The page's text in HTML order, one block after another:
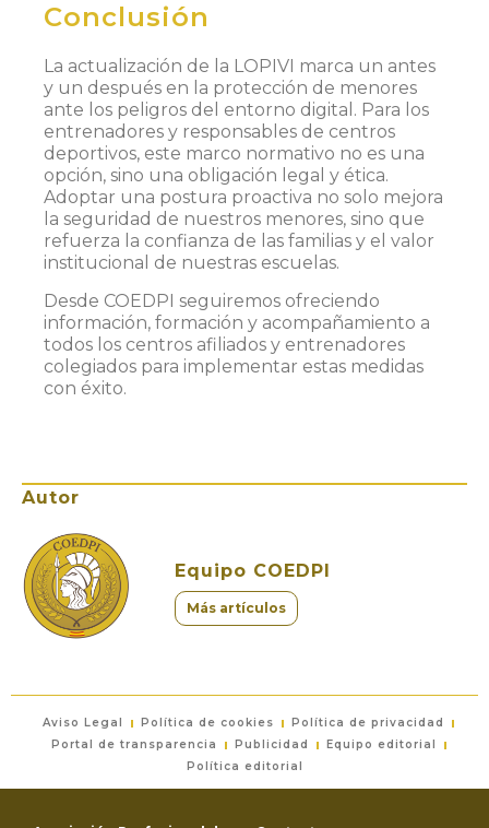
Conclusión
La actualización de la LOPIVI marca un antes
y un después en la protección de menores
ante los peligros del entorno digital. Para los
entrenadores y responsables de centros
deportivos, este marco normativo no es una
opción, sino una obligación legal y ética.
Adoptar una postura proactiva no solo mejora
la seguridad de nuestros menores, sino que
refuerza la confianza de las familias y el valor
institucional de nuestras escuelas.
Desde COEDPI seguiremos ofreciendo
información, formación y acompañamiento a
todos los centros afiliados y entrenadores
colegiados para implementar estas medidas
con éxito.
Autor
Equipo COEDPI
Más artículos
Aviso Legal Política de cookies
Política de privacidad
Portal de transparencia
Publicidad
Equipo editorial
Política editorial